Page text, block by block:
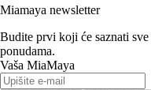
Miamaya newsletter
Budite prvi koji će saznati
ponudama.
Vaša MiaMaya